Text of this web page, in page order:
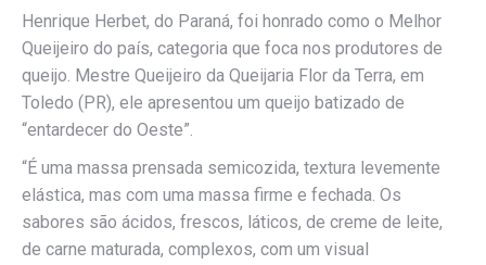
Henrique Herbet, do Paraná, foi honrado como o Melhor
Queijeiro do país, categoria que foca nos produtores de
queijo. Mestre Queijeiro da Queijaria Flor da Terra, em
Toledo (PR), ele apresentou um queijo batizado de
“entardecer do Oeste”.
“É uma massa prensada semicozida, textura levemente
elástica, mas com uma massa firme e fechada. Os
sabores são ácidos, frescos, láticos, de creme de leite,
de carne maturada, complexos, com um visual